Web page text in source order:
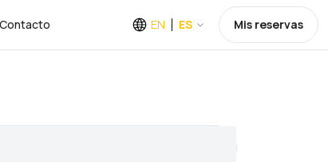
Contacto EN ES Mis reservas